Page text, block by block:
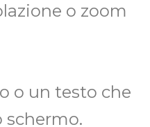
o zoom
o un testo che
schermo.